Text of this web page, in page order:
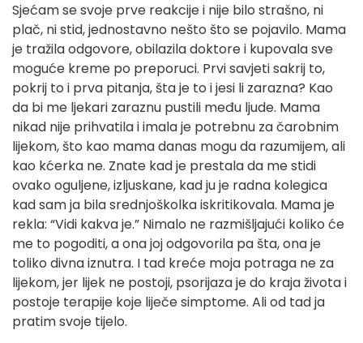
Sjećam se svoje prve reakcije i nije bilo strašno, ni
plač, ni stid, jednostavno nešto što se pojavilo. Mama
je tražila odgovore, obilazila doktore i kupovala sve
moguće kreme po preporuci. Prvi savjeti sakrij to,
pokrij to i prva pitanja, šta je to i jesi li zarazna? Kao
da bi me ljekari zaraznu pustili među ljude. Mama
nikad nije prihvatila i imala je potrebnu za čarobnim
lijekom, što kao mama danas mogu da razumijem, ali
kao kćerka ne. Znate kad je prestala da me stidi
ovako oguljene, izljuskane, kad ju je radna kolegica
kad sam ja bila srednjoškolka iskritikovala. Mama je
rekla: “Vidi kakva je.” Nimalo ne razmišljajući koliko će
me to pogoditi, a ona joj odgovorila pa šta, ona je
toliko divna iznutra. I tad kreće moja potraga ne za
lijekom, jer lijek ne postoji, psorijaza je do kraja života i
postoje terapije koje liječe simptome. Ali od tad ja
pratim svoje tijelo.